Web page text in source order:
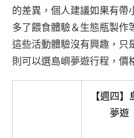
的差異，個人建議如果有帶
多了餵食體驗＆生態瓶製作
這些活動體驗沒有興趣，只
則可以選島嶼夢遊行程，價
【週四】
夢遊